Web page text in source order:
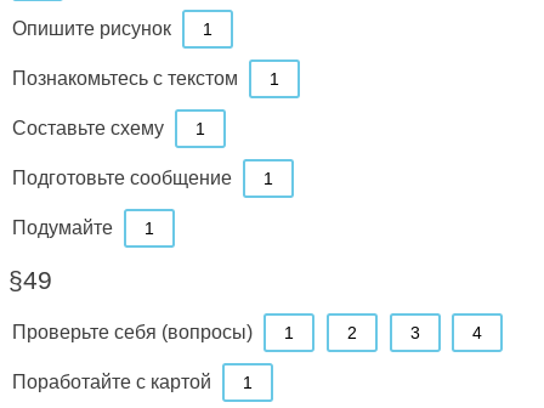
Опишите рисунок 1
Познакомьтесь с текстом 1
Составьте схему 1
Подготовьте сообщение 1
Подумайте 1
§49
Проверьте себя (вопросы) 1 2 3 4
Поработайте с картой 1